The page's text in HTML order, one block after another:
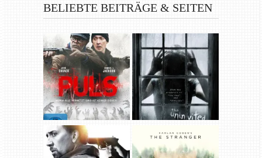
BELIEBTE BEITRÄGE & SEITEN